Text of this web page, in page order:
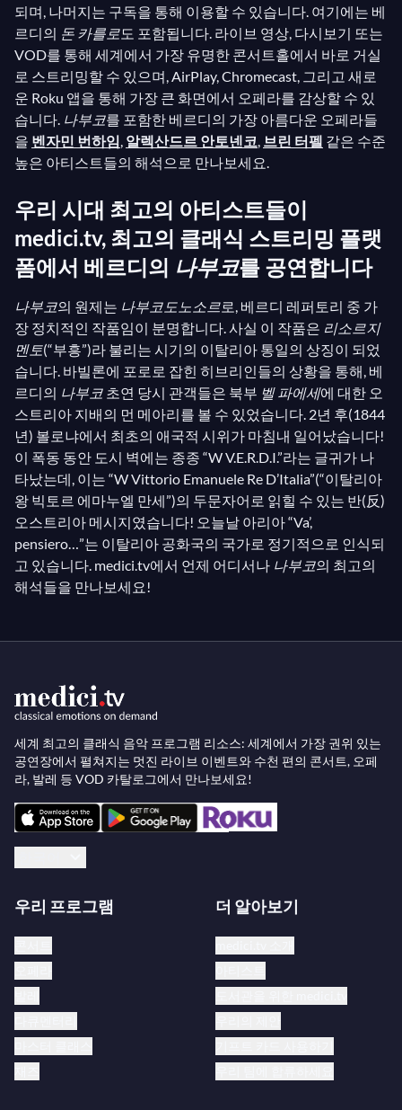
되며, 나머지는 구독을 통해 이용할 수 있습니다. 여기에는 베
르디의 돈 카를로도 포함됩니다. 라이브 영상, 다시보기 또는
VOD를 통해 세계에서 가장 유명한 콘서트홀에서 바로 거실
로 스트리밍할 수 있으며, AirPlay, Chromecast, 그리고 새로
운 Roku 앱을 통해 가장 큰 화면에서 오페라를 감상할 수 있
습니다. 나부코를 포함한 베르디의 가장 아름다운 오페라들
을 벤자민 번하임, 알렉산드르 안토넨코, 브린 터펠 같은 수준
높은 아티스트들의 해석으로 만나보세요.
우리 시대 최고의 아티스트들이
medici.tv, 최고의 클래식 스트리밍 플랫
폼에서 베르디의 나부코를 공연합니다
나부코의 원제는 나부코도노소르로, 베르디 레퍼토리 중 가
장 정치적인 작품임이 분명합니다. 사실 이 작품은 리소르지
멘토(“부흥”)라 불리는 시기의 이탈리아 통일의 상징이 되었
습니다. 바빌론에 포로로 잡힌 히브리인들의 상황을 통해, 베
르디의 나부코 초연 당시 관객들은 북부 벨 파에세에 대한 오
스트리아 지배의 먼 메아리를 볼 수 있었습니다. 2년 후(1844
년) 볼로냐에서 최초의 애국적 시위가 마침내 일어났습니다!
이 폭동 동안 도시 벽에는 종종 “W V.E.R.D.I.”라는 글귀가 나
타났는데, 이는 “W Vittorio Emanuele Re D’Italia”(“이탈리아
왕 빅토르 에마누엘 만세”)의 두문자어로 읽힐 수 있는 반(反)
오스트리아 메시지였습니다! 오늘날 아리아 “Va’,
pensiero…”는 이탈리아 공화국의 국가로 정기적으로 인식되
고 있습니다. medici.tv에서 언제 어디서나 나부코의 최고의
해석들을 만나보세요!
세계 최고의 클래식 음악 프로그램 리소스: 세계에서 가장 권위 있는
공연장에서 펼쳐지는 멋진 라이브 이벤트와 수천 편의 콘서트, 오페
라, 발레 등 VOD 카탈로그에서 만나보세요!
우리 프로그램 더 알아보기